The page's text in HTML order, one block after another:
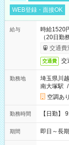
WEB登録・面接OK
給与
時給1520
（20日勤
交通費
交通費 交
勤務地
埼玉県川
南大塚駅 /
空調あ
勤務時間 【日勤】
期間 即日～長期